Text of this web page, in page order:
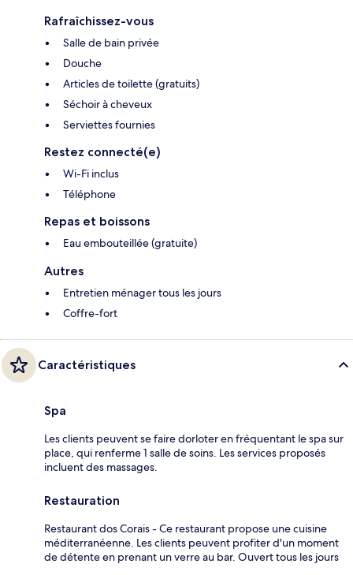
Rafraîchissez-vous
Salle de bain privée
Douche
Articles de toilette (gratuits)
Séchoir à cheveux
Serviettes fournies
Restez connecté(e)
Wi-Fi inclus
Téléphone
Repas et boissons
Eau embouteillée (gratuite)
Autres
Entretien ménager tous les jours
Coffre-fort
Caractéristiques
Spa
Les clients peuvent se faire dorloter en fréquentant le spa sur
place, qui renferme 1 salle de soins. Les services proposés
incluent des massages.
Restauration
Restaurant dos Corais - Ce restaurant propose une cuisine
méditerranéenne. Les clients peuvent profiter d'un moment
de détente en prenant un verre au bar. Ouvert tous les jours